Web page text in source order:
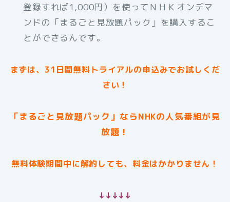
登録すれば1,000円）を使ってＮＨＫオンデマ
ンドの「まるごと見放題パック」を購入するこ
とができるんです。
まずは、31日間無料トライアルの申込みでお試しくだ
さい！
「まるごと見放題パック」ならNHKの人気番組が見
放題！
無料体験期間中に解約しても、料金はかかりません！
↓↓↓↓↓